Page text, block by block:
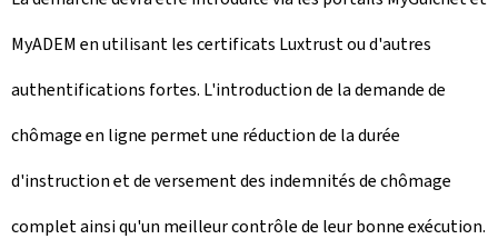
MyADEM en utilisant les certificats Luxtrust ou d'autres
authentifications fortes. L'introduction de la demande de
chômage en ligne permet une réduction de la durée
d'instruction et de versement des indemnités de chômage
complet ainsi qu'un meilleur contrôle de leur bonne exécution.